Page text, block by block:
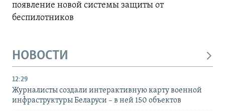
появление новой системы защиты от
беспилотников
НОВОСТИ
12:29
Журналисты создали интерактивную карту военной
инфраструктуры Беларуси – в ней 150 объектов